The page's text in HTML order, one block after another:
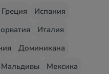
Греция
Испания
Италия
Доминикана
Мальдивы
Мексика